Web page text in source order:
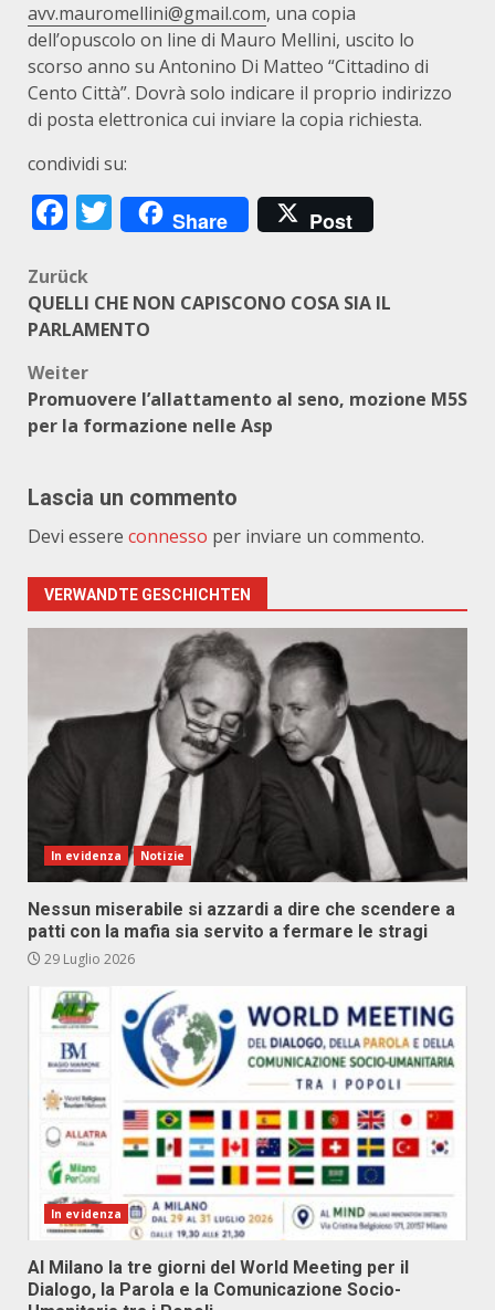
avv.mauromellini@gmail.com, una copia
dell’opuscolo on line di Mauro Mellini, uscito lo
scorso anno su Antonino Di Matteo “Cittadino di
Cento Città”. Dovrà solo indicare il proprio indirizzo
di posta elettronica cui inviare la copia richiesta.
condividi su:
Facebook
Twitter
Share Post
Beitragsnavigation
Zurück
QUELLI CHE NON CAPISCONO COSA SIA IL
PARLAMENTO
Weiter
Promuovere l’allattamento al seno, mozione M5S
per la formazione nelle Asp
Lascia un commento
Devi essere connesso per inviare un commento.
VERWANDTE GESCHICHTEN
In evidenza Notizie
Nessun miserabile si azzardi a dire che scendere a
patti con la mafia sia servito a fermare le stragi
29 Luglio 2026
In evidenza
Al Milano la tre giorni del World Meeting per il
Dialogo, la Parola e la Comunicazione Socio-